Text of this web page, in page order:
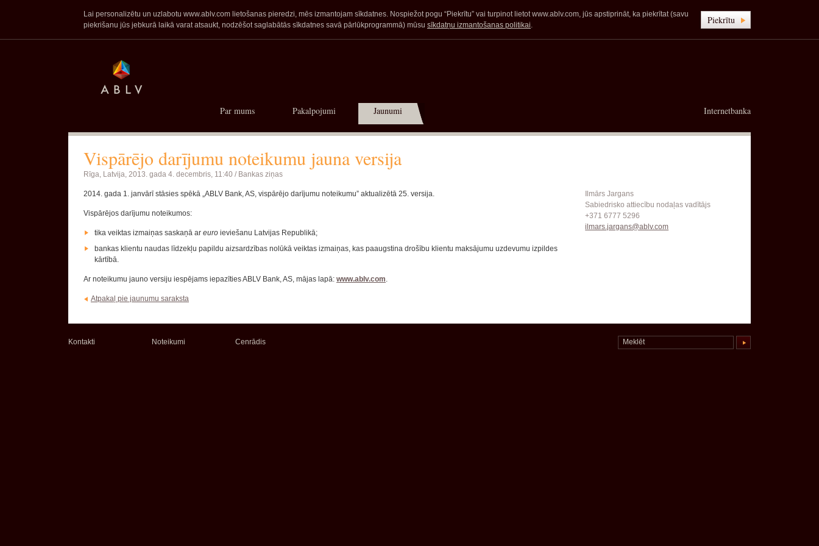
Lai personalizētu un uzlabotu www.ablv.com lietošanas pieredzi, mēs izmantojam sīkdatnes. Nospiežot pogu “Piekrītu” vai turpinot lietot www.ablv.com, jūs apstiprināt, ka piekrītat (savu
piekrišanu jūs jebkurā laikā varat atsaukt, nodzēšot saglabātās sīkdatnes savā pārlūkprogrammā) mūsu sīkdatņu izmantošanas politikai. Piekrītu
Internetbanka
Par mums Pakalpojumi Jaunumi
Vispārējo darījumu noteikumu jauna versija
Rīga, Latvija, 2013. gada 4. decembris, 11:40 / Bankas ziņas
2014. gada 1. janvārī stāsies spēkā „ABLV Bank, AS, vispārējo darījumu noteikumu” aktualizētā 25. versija.
Vispārējos darījumu noteikumos:
tika veiktas izmaiņas saskaņā ar euro ieviešanu Latvijas Republikā;
bankas klientu naudas līdzekļu papildu aizsardzības nolūkā veiktas izmaiņas, kas paaugstina drošību klientu maksājumu uzdevumu izpildes
kārtībā.
Ar noteikumu jauno versiju iespējams iepazīties ABLV Bank, AS, mājas lapā: www.ablv.com.
Atpakaļ pie jaunumu saraksta
Ilmārs Jargans
Sabiedrisko attiecību nodaļas vadītājs
+371 6777 5296
ilmars.jargans@ablv.com
Kontakti Noteikumi Cenrādis